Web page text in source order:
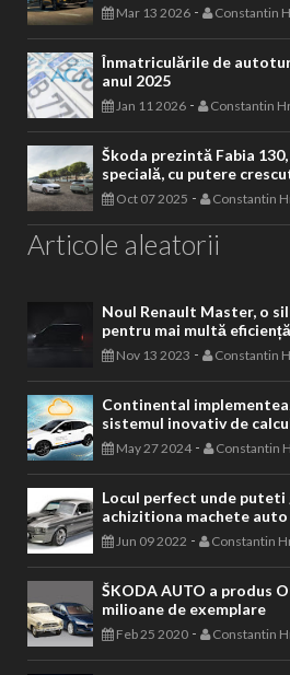
Mar 13 2026 - Constantin
Înmatriculările de
anul 2025
Jan 11 2026 - Constantin
Škoda prezintă Fabia
specială, cu putere
Oct 07 2025 - Constantin
Articole aleatorii
Noul Renault Master, o
pentru mai multă eficiență
Nov 13 2023 - Constantin
Continental
sistemul inovativ de
May 27 2024- Constantin
Locul perfect unde puteti
achizitiona machete
Jun 09 2022 - Constantin
ŠKODA AUTO a produs
milioane de exemplare
Feb 25 2020 - Constantin